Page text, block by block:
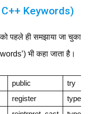
C++ Keywords)
पहले ही समझाया जा चुका
भी कहा जाता है।
public
try
register
typedef